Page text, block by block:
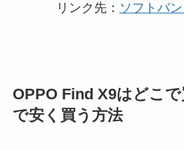
リンク先： ソフトバ
OPPO Find X9はどこ
で安く買う方法